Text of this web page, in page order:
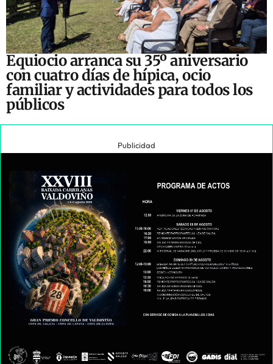
Equiocio arranca su 35º aniversario
con cuatro días de hípica, ocio
familiar y actividades para todos los
públicos
Publicidad